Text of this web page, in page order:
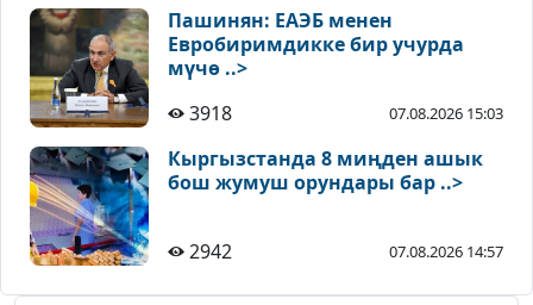
Пашинян: ЕАЭБ менен
Евробиримдикке бир учурда
мүчө ..>
3918
07.08.2026 15:03
Кыргызстанда 8 миңден ашык
бош жумуш орундары бар ..>
2942 07.08.2026 14:57